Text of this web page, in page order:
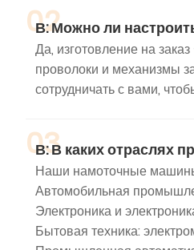
02
В: Можно ли
Да, изготовление на
проволоки и механизмы
сотрудничать с вами,
03
В: В каких отраслях
Наши намоточные машины
Автомобильная
Электроника и
Бытовая техника: